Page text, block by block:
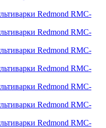
Redmond RMC-
Redmond RMC-
Redmond RMC-
Redmond RMC-
Redmond RMC-
Redmond RMC-
Redmond RMC-